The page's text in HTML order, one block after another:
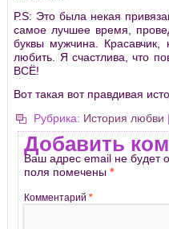
Р.S: Это была некая
самое лучшее время,
буквы мужчина. Красавчик,
любить. Я счастлива, что
ВСЁ!
Вот такая вот правдивая
Рубрика: История любви |
Добавить
Ваш адрес email не будет
поля помечены*
Комментарий*